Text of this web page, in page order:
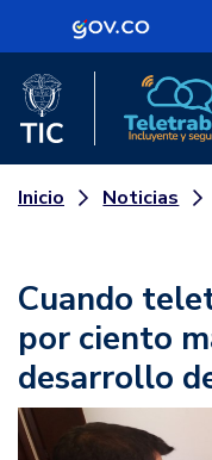
Logo
Logo del
Inicio Noticias
Cuando
por ciento
desarrollo